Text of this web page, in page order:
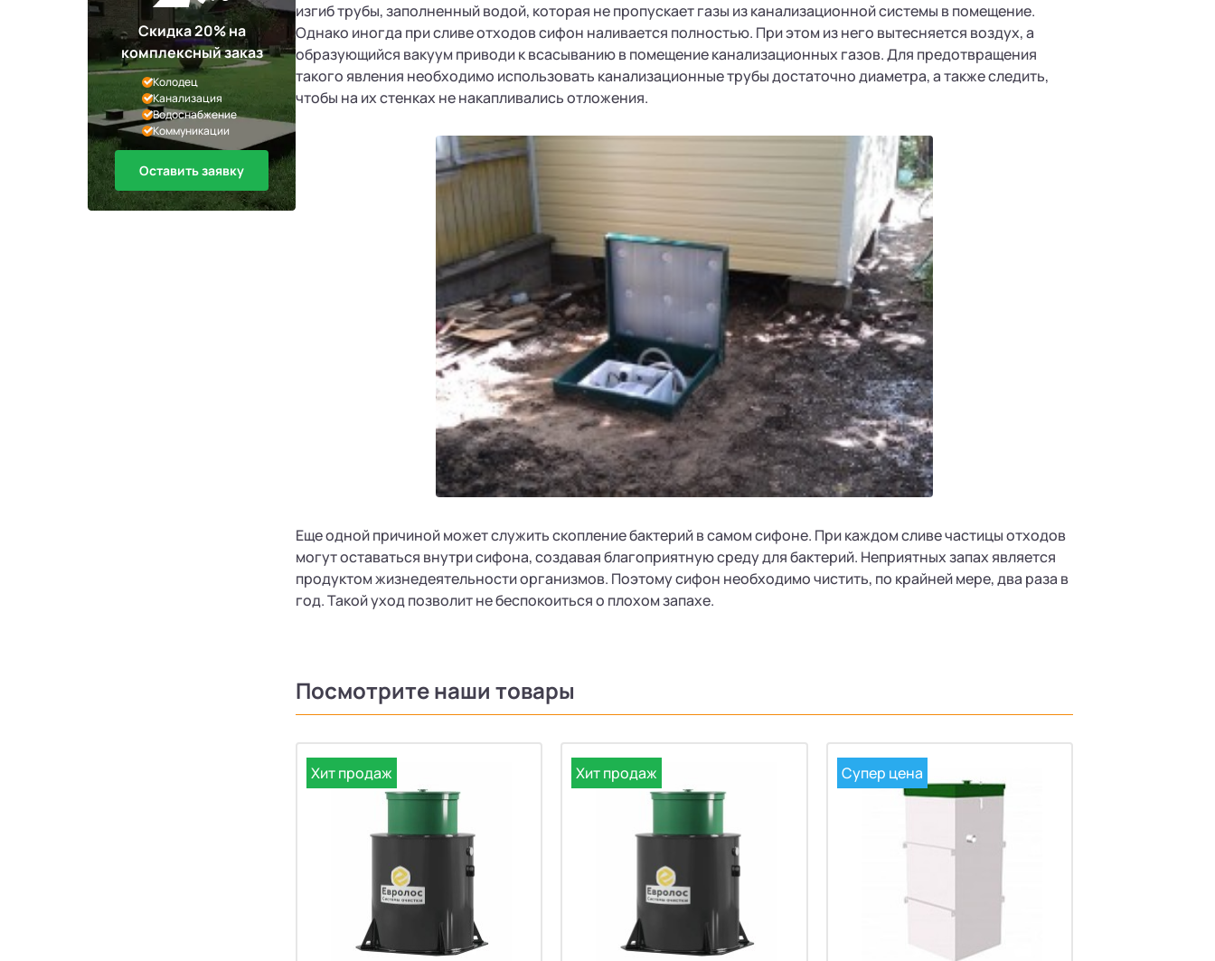
Скидка 20% на
комплексный заказ
Колодец
Канализация
Водоснабжение
Коммуникации
Оставить заявку
изгиб трубы, заполненный водой, которая не пропускает газы из канализационной системы в помещение.
Однако иногда при сливе отходов сифон наливается полностью. При этом из него вытесняется воздух, а
образующийся вакуум приводи к всасыванию в помещение канализационных газов. Для предотвращения
такого явления необходимо использовать канализационные трубы достаточно диаметра, а также следить,
чтобы на их стенках не накапливались отложения.
Еще одной причиной может служить скопление бактерий в самом сифоне. При каждом сливе частицы отходов
могут оставаться внутри сифона, создавая благоприятную среду для бактерий. Неприятных запах является
продуктом жизнедеятельности организмов. Поэтому сифон необходимо чистить, по крайней мере, два раза в
год. Такой уход позволит не беспокоиться о плохом запахе.
Посмотрите наши товары
Хит продаж Хит продаж Супер цена